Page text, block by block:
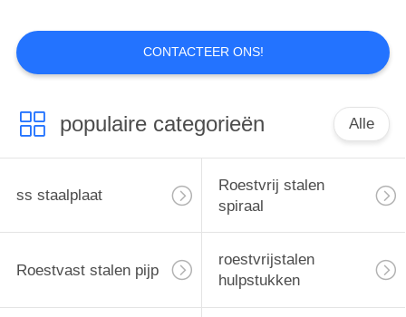
Gelegeerd staal pijp
19
CONTACTEER ONS!
populaire categorieën Alle
ss staalplaat
Roestvrij stalen
spiraal
Roestvast stalen pijp
roestvrijstalen
hulpstukken